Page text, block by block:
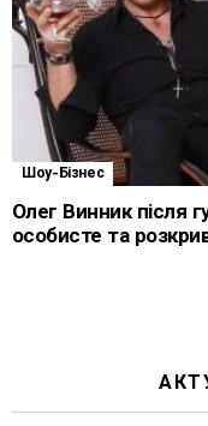
Шоу-Бізнес
Олег Винник після
особисте та